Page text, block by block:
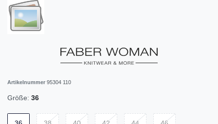
Artikelnummer 95304 110
Größe: 36